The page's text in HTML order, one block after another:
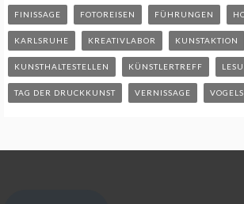
FINISSAGE FOTOREISEN FÜHRUNGEN
KARLSRUHE KREATIVLABOR KUNSTAKTION
KUNSTHALTESTELLEN KÜNSTLERTREFF
TAG DER DRUCKKUNST VERNISSAGE